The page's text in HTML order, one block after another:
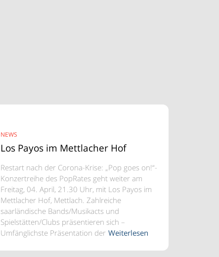
NEWS
Los Payos im Mettlacher Hof
Restart nach der Corona-Krise: „Pop goes on!“-
Konzertreihe des PopRates geht weiter am
Freitag, 04. April, 21.30 Uhr, mit Los Payos im
Mettlacher Hof, Mettlach. Zahlreiche
saarländische Bands/Musikacts und
Spielstätten/Clubs präsentieren sich –
Umfänglichste Präsentation der Weiterlesen